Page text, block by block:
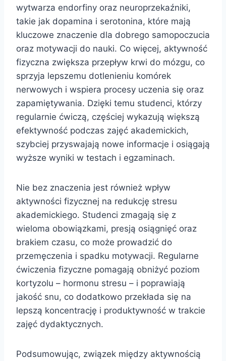
wytwarza endorfiny oraz neuroprzekaźniki,
takie jak dopamina i serotonina, które mają
kluczowe znaczenie dla dobrego samopoczucia
oraz motywacji do nauki. Co więcej, aktywność
fizyczna zwiększa przepływ krwi do mózgu, co
sprzyja lepszemu dotlenieniu komórek
nerwowych i wspiera procesy uczenia się oraz
zapamiętywania. Dzięki temu studenci, którzy
regularnie ćwiczą, częściej wykazują większą
efektywność podczas zajęć akademickich,
szybciej przyswajają nowe informacje i osiągają
wyższe wyniki w testach i egzaminach.
Nie bez znaczenia jest również wpływ
aktywności fizycznej na redukcję stresu
akademickiego. Studenci zmagają się z
wieloma obowiązkami, presją osiągnięć oraz
brakiem czasu, co może prowadzić do
przemęczenia i spadku motywacji. Regularne
ćwiczenia fizyczne pomagają obniżyć poziom
kortyzolu – hormonu stresu – i poprawiają
jakość snu, co dodatkowo przekłada się na
lepszą koncentrację i produktywność w trakcie
zajęć dydaktycznych.
Podsumowując, związek między aktywnością